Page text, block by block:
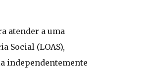
atender a uma
Social (LOAS),
independentemente